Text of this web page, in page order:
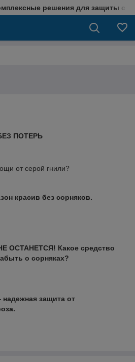
решения для защиты
ПОТЕРЬ
от серой гнили?
красив без сорняков.
ОСТАНЕТСЯ! Какое средство
о сорняках?
защита от